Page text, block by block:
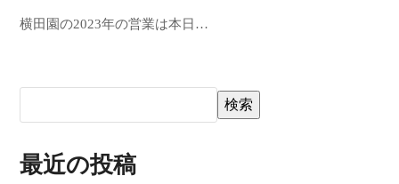
横田園の2023年の営業は本日…
検索
最近の投稿